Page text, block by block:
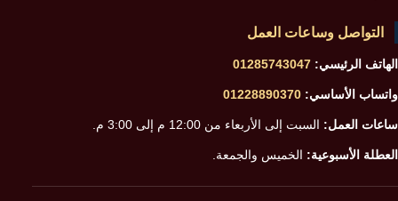
التواصل وساعات العمل
الهاتف الرئيسي: 01285743047
واتساب الأساسي: 01228890370
ساعات العمل: السبت إلى الأربعاء من 12:00 م إلى 3:00 م.
العطلة الأسبوعية: الخميس والجمعة.